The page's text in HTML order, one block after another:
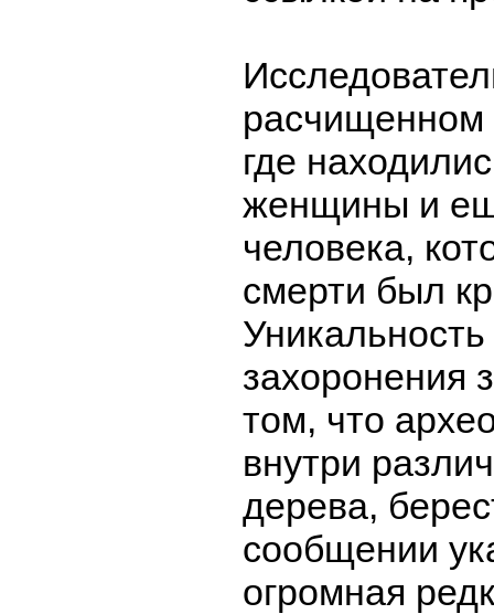
расчищенном
где
женщины и
человека,
смерти был
Уникальность
захоронения
том, что
внутри
дерева,
сообщении
огромная